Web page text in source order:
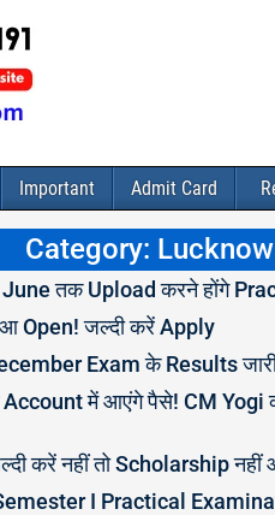
Important Admit Card
Category:
तक Upload करने होंगे
Open! जल्दी करें Apply
Exam के Results
में आएंगे पैसे! CM Yogi
करें नहीं तो Scholarship नहीं
I Practical